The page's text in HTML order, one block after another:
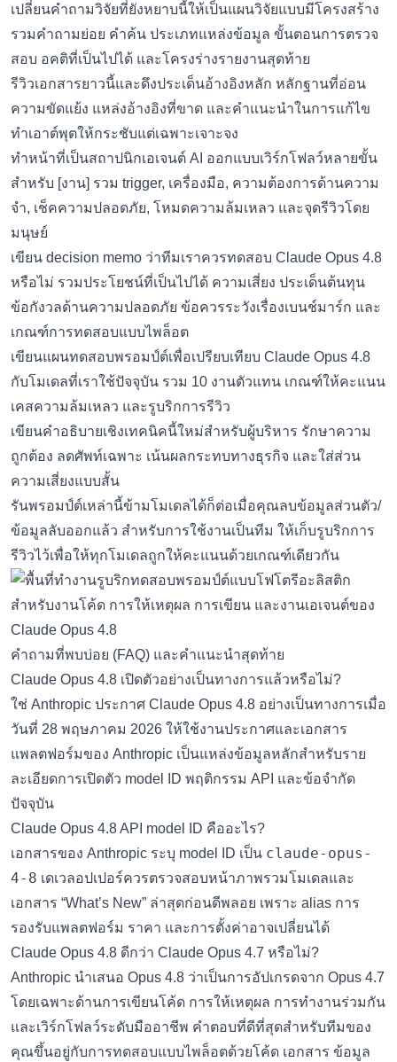
เปลี่ยนคำถามวิจัยที่ยังหยาบนี้ให้เป็นแผนวิจัยแบบมีโครงสร้าง
รวมคำถามย่อย คำค้น ประเภทแหล่งข้อมูล ขั้นตอนการตรวจ
สอบ อคติที่เป็นไปได้ และโครงร่างรายงานสุดท้าย
รีวิวเอกสารยาวนี้และดึงประเด็นอ้างอิงหลัก หลักฐานที่อ่อน
ความขัดแย้ง แหล่งอ้างอิงที่ขาด และคำแนะนำในการแก้ไข
ทำเอาต์พุตให้กระชับแต่เฉพาะเจาะจง
ทำหน้าที่เป็นสถาปนิกเอเจนต์ AI ออกแบบเวิร์กโฟลว์หลายขั้น
สำหรับ [งาน] รวม trigger, เครื่องมือ, ความต้องการด้านความ
จำ, เช็คความปลอดภัย, โหมดความล้มเหลว และจุดรีวิวโดย
มนุษย์
เขียน decision memo ว่าทีมเราควรทดสอบ Claude Opus 4.8
หรือไม่ รวมประโยชน์ที่เป็นไปได้ ความเสี่ยง ประเด็นต้นทุน
ข้อกังวลด้านความปลอดภัย ข้อควรระวังเรื่องเบนช์มาร์ก และ
เกณฑ์การทดสอบแบบไพล็อต
เขียนแผนทดสอบพรอมป์ต์เพื่อเปรียบเทียบ Claude Opus 4.8
กับโมเดลที่เราใช้ปัจจุบัน รวม 10 งานตัวแทน เกณฑ์ให้คะแนน
เคสความล้มเหลว และรูบริกการรีวิว
เขียนคำอธิบายเชิงเทคนิคนี้ใหม่สำหรับผู้บริหาร รักษาความ
ถูกต้อง ลดศัพท์เฉพาะ เน้นผลกระทบทางธุรกิจ และใส่ส่วน
ความเสี่ยงแบบสั้น
รันพรอมป์ต์เหล่านี้ข้ามโมเดลได้ก็ต่อเมื่อคุณลบข้อมูลส่วนตัว/
ข้อมูลลับออกแล้ว สำหรับการใช้งานเป็นทีม ให้เก็บรูบริกการ
รีวิวไว้เพื่อให้ทุกโมเดลถูกให้คะแนนด้วยเกณฑ์เดียวกัน
คำถามที่พบบ่อย (FAQ) และคำแนะนำสุดท้าย
Claude Opus 4.8 เปิดตัวอย่างเป็นทางการแล้วหรือไม่?
ใช่ Anthropic ประกาศ Claude Opus 4.8 อย่างเป็นทางการเมื่อ
วันที่ 28 พฤษภาคม 2026 ให้ใช้งานประกาศและเอกสาร
แพลตฟอร์มของ Anthropic เป็นแหล่งข้อมูลหลักสำหรับราย
ละเอียดการเปิดตัว model ID พฤติกรรม API และข้อจำกัด
ปัจจุบัน
Claude Opus 4.8 API model ID คืออะไร?
เอกสารของ Anthropic ระบุ model ID เป็น claude-opus-
4-8 เดเวลอปเปอร์ควรตรวจสอบหน้าภาพรวมโมเดลและ
เอกสาร “What’s New” ล่าสุดก่อนดีพลอย เพราะ alias การ
รองรับแพลตฟอร์ม ราคา และการตั้งค่าอาจเปลี่ยนได้
Claude Opus 4.8 ดีกว่า Claude Opus 4.7 หรือไม่?
Anthropic นำเสนอ Opus 4.8 ว่าเป็นการอัปเกรดจาก Opus 4.7
โดยเฉพาะด้านการเขียนโค้ด การให้เหตุผล การทำงานร่วมกัน
และเวิร์กโฟลว์ระดับมืออาชีพ คำตอบที่ดีที่สุดสำหรับทีมของ
คุณขึ้นอยู่กับการทดสอบแบบไพล็อตด้วยโค้ด เอกสาร ข้อมูล